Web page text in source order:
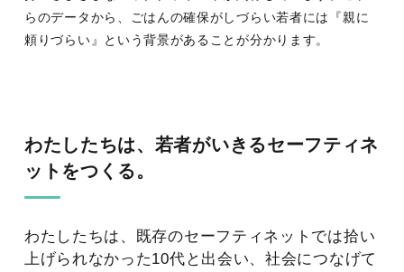
らのデータから、ごはんの確保がしづらい若者には『親に
頼りづらい』という背景があることが分かります。
わたしたちは、若者がいきるセーフティネ
ットをつくる。
わたしたちは、既存のセーフティネットでは拾い
上げられなかった10代と出会い、社会につなげて